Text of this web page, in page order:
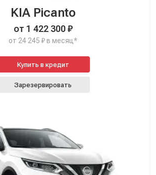
KIA Picanto
от 1 422 300 ₽
от 24 245 ₽ в месяц*
Купить в кредит
Зарезервировать